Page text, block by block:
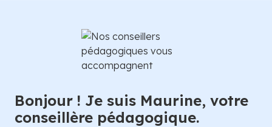
Bonjour ! Je suis Maurine, votre
conseillère pédagogique.